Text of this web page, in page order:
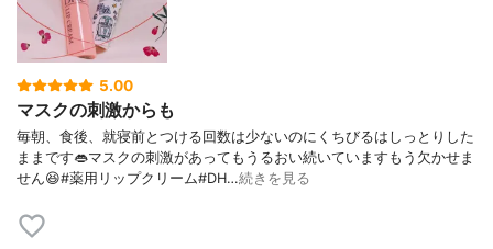
5.00
マスクの刺激からも
毎朝、食後、就寝前とつける回数は少ないのにくちびるはしっとりした
ままです👄マスクの刺激があってもうるおい続いていますもう欠かせま
せん😆#薬用リップクリーム#DH…続きを見る